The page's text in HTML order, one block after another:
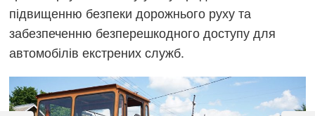
підвищенню безпеки дорожнього руху та
забезпеченню безперешкодного доступу для
автомобілів екстрених служб.